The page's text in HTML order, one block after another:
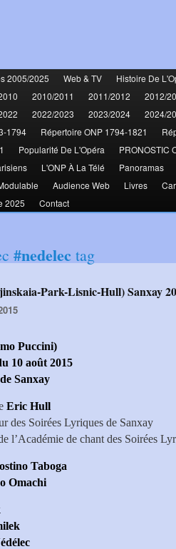
2005/2025 Web & TV Histoire De
2010/2011 2011/2012 2012/
2022/2023 2023/2024 2024/
1794
Répertoire ONP 1794-1821
Popularité De L'Opéra PRONOSTIC
L'ONP À La Télé Panoramas
Audience Web Livres
2025 Contact
#nedelec tag
Park-Lisnic-Hull) Sanxay
Puccini)
10 août 2015
Sanxay
Eric Hull
des Soirées Lyriques de Sanxay
l’Académie de chant des Soirées
Taboga
Omachi